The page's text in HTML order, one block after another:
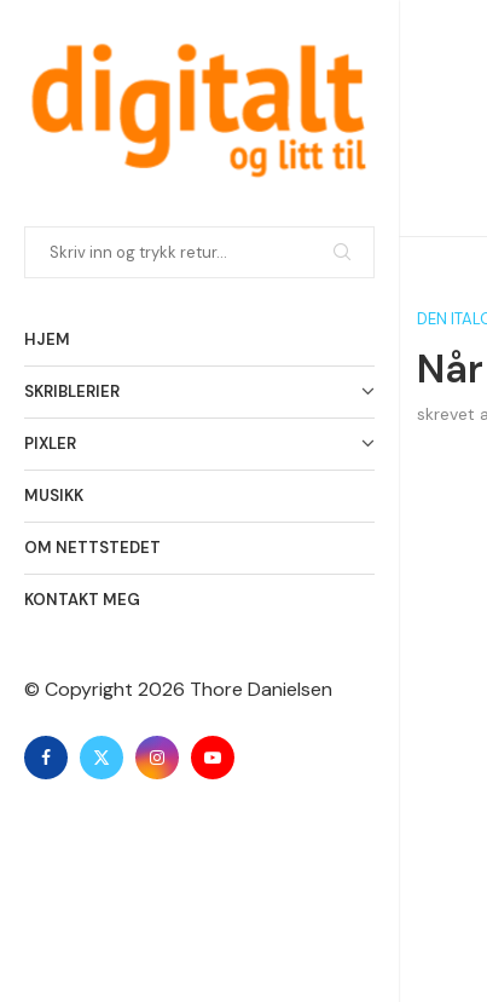
HJEM
SKRIBLERIER
PIXLER
MUSIKK
OM NETTSTEDET
KONTAKT MEG
© Copyright 2026 Thore Danielsen
DEN
skrevet